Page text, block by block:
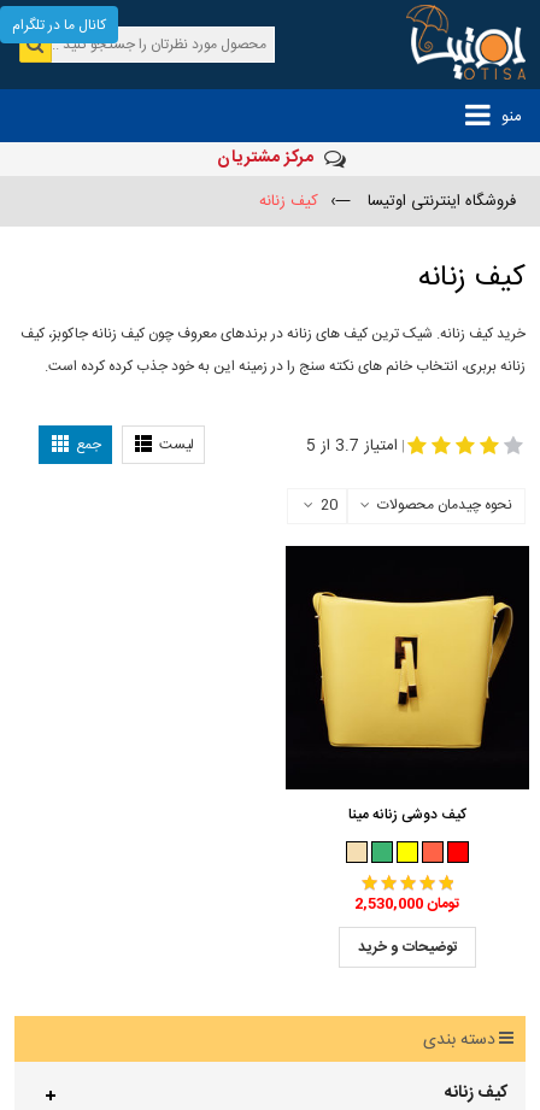
منو
مرکز مشتریان
فروشگاه اینترنتی اوتیسا —› کیف زنانه
کیف زنانه
خرید کیف زنانه. شیک ترین کیف های زنانه در برندهای معروف چون کیف زنانه جاکوبز، کیف
زنانه بربری، انتخاب خانم های نکته سنج را در زمینه این به خود جذب کرده کرده است.
لیست جمع | امتیاز 3.7 از 5
نحوه چیدمان محصولات 20
کیف دوشی زنانه مینا
2,530,000 تومان
توضیحات و خرید
دسته بندی
کیف زنانه
کانال ما در تلگرام